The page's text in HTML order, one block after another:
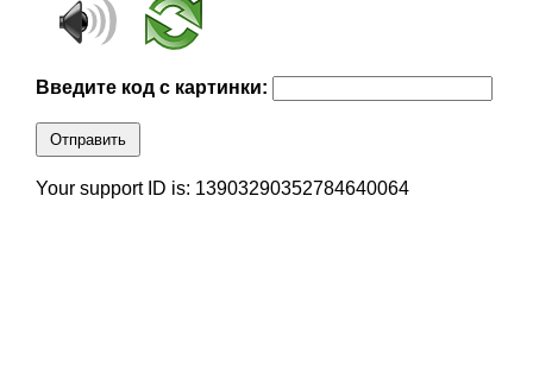
Введите код с картинки:
Отправить
Your support ID is: 13903290352784640064